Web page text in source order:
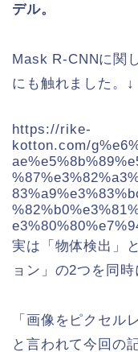
デル。
Mask R-CNNに関
にも触れました。↓
https://rike-
kotton.com/
実は「物体検出」
ョン」の2つを同時
「画像をピクセル
と言われて今回の